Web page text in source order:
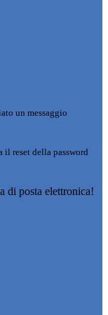
un messaggio
il reset della password
di posta elettronica!